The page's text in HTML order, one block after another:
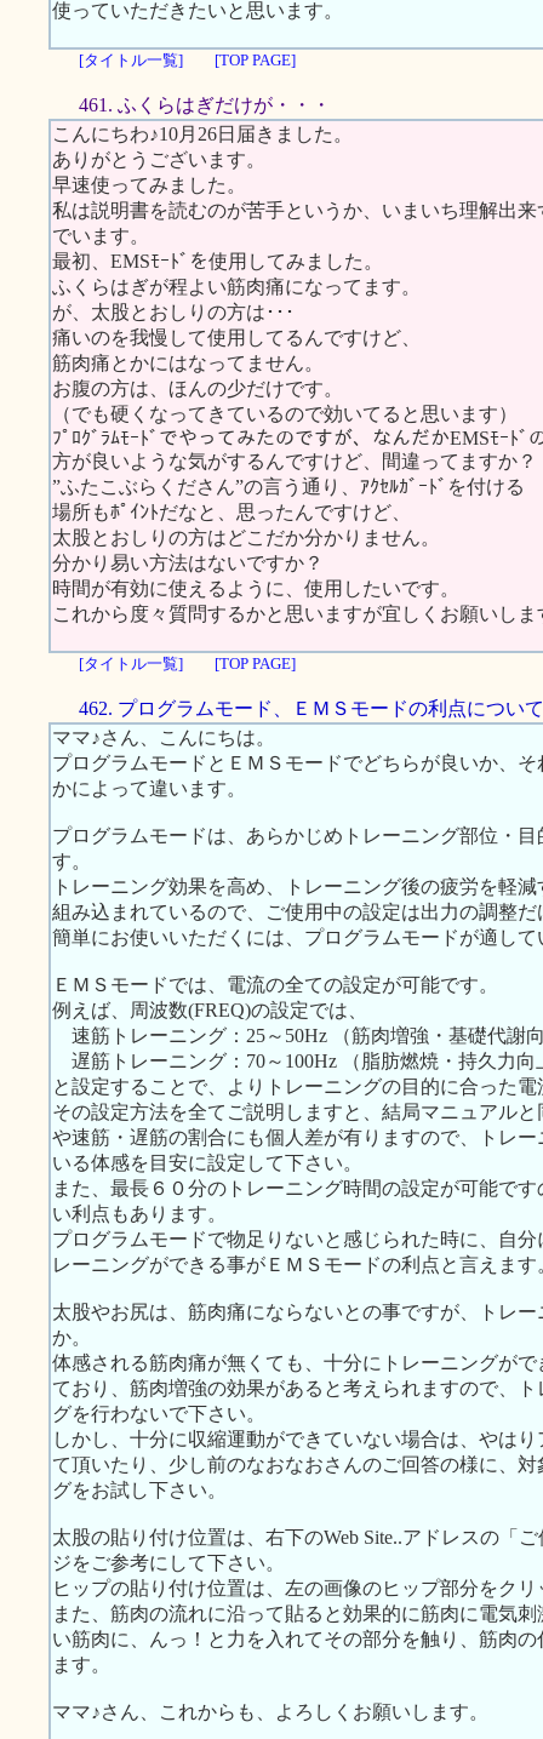
使っていただきたいと思います。
[タイトル一覧] [TOP PAGE]
461. ふくらはぎだけが・・・
こんにちわ♪10月26日届きました。
ありがとうございます。
早速使ってみました。
私は説明書を読むのが苦手というか、いまいち理解出来
でいます。
最初、EMSﾓｰﾄﾞを使用してみました。
ふくらはぎが程よい筋肉痛になってます。
が、太股とおしりの方は･･･
痛いのを我慢して使用してるんですけど、
筋肉痛とかにはなってません。
お腹の方は、ほんの少だけです。
（でも硬くなってきているので効いてると思います）
ﾌﾟﾛｸﾞﾗﾑﾓｰﾄﾞでやってみたのですが、なんだかEMSﾓｰﾄﾞ
方が良いような気がするんですけど、間違ってますか？
”ふたこぶらくださん”の言う通り、ｱｸｾﾙｶﾞｰﾄﾞを付ける
場所もﾎﾟｲﾝﾄだなと、思ったんですけど、
太股とおしりの方はどこだか分かりません。
分かり易い方法はないですか？
時間が有効に使えるように、使用したいです。
これから度々質問するかと思いますが宜しくお願いしま
[タイトル一覧] [TOP PAGE]
462. プログラムモード、ＥＭＳモードの利点について
ママ♪さん、こんにちは。
プログラムモードとＥＭＳモードでどちらが良いか、
かによって違います。
プログラムモードは、あらかじめトレーニング部位・
す。
トレーニング効果を高め、トレーニング後の疲労を軽
組み込まれているので、ご使用中の設定は出力の調整だ
簡単にお使いいただくには、プログラムモードが適して
ＥＭＳモードでは、電流の全ての設定が可能です。
例えば、周波数(FREQ)の設定では、
速筋トレーニング：25～50Hz （筋肉増強・基礎代謝
遅筋トレーニング：70～100Hz （脂肪燃焼・持久力向
と設定することで、よりトレーニングの目的に合った
その設定方法を全てご説明しますと、結局マニュアル
や速筋・遅筋の割合にも個人差が有りますので、トレ
いる体感を目安に設定して下さい。
また、最長６０分のトレーニング時間の設定が可能で
い利点もあります。
プログラムモードで物足りないと感じられた時に、自
レーニングができる事がＥＭＳモードの利点と言えます
太股やお尻は、筋肉痛にならないとの事ですが、トレ
か。
体感される筋肉痛が無くても、十分にトレーニングが
ており、筋肉増強の効果があると考えられますので、
グを行わないで下さい。
しかし、十分に収縮運動ができていない場合は、やは
て頂いたり、少し前のなおなおさんのご回答の様に、
グをお試し下さい。
太股の貼り付け位置は、右下のWeb Site..アドレスの「
ジをご参考にして下さい。
ヒップの貼り付け位置は、左の画像のヒップ部分をク
また、筋肉の流れに沿って貼ると効果的に筋肉に電気
い筋肉に、んっ！と力を入れてその部分を触り、筋肉
ます。
ママ♪さん、これからも、よろしくお願いします。